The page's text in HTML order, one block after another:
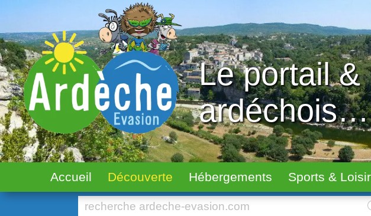
Le portail &
ardéchois…
Accueil Découverte Hébergements Sports &